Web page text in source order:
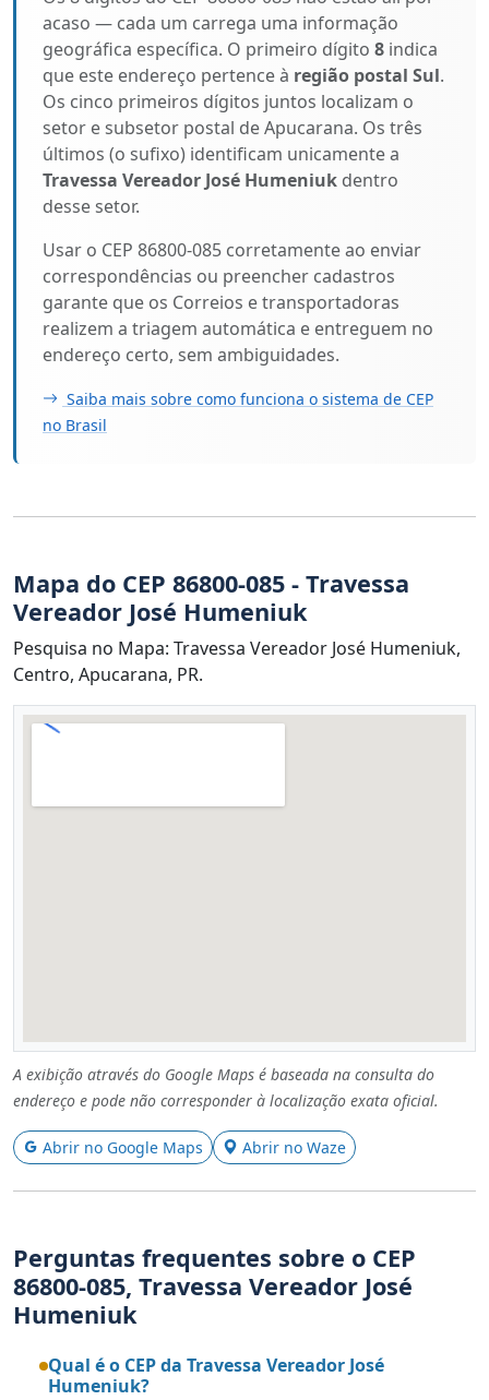
acaso — cada um carrega uma informação
geográfica específica. O primeiro dígito 8 indica
que este endereço pertence à região postal Sul.
Os cinco primeiros dígitos juntos localizam o
setor e subsetor postal de Apucarana. Os três
últimos (o sufixo) identificam unicamente a
Travessa Vereador José Humeniuk dentro
desse setor.
Usar o CEP 86800-085 corretamente ao enviar
correspondências ou preencher cadastros
garante que os Correios e transportadoras
realizem a triagem automática e entreguem no
endereço certo, sem ambiguidades.
Saiba mais sobre como funciona o sistema de CEP
no Brasil
Mapa do CEP 86800-085 - Travessa
Vereador José Humeniuk
Pesquisa no Mapa: Travessa Vereador José Humeniuk,
Centro, Apucarana, PR.
A exibição através do Google Maps é baseada na consulta do
endereço e pode não corresponder à localização exata oficial.
Abrir no Google Maps Abrir no Waze
Perguntas frequentes sobre o CEP
86800-085, Travessa Vereador José
Humeniuk
Qual é o CEP da Travessa Vereador José
Humeniuk?